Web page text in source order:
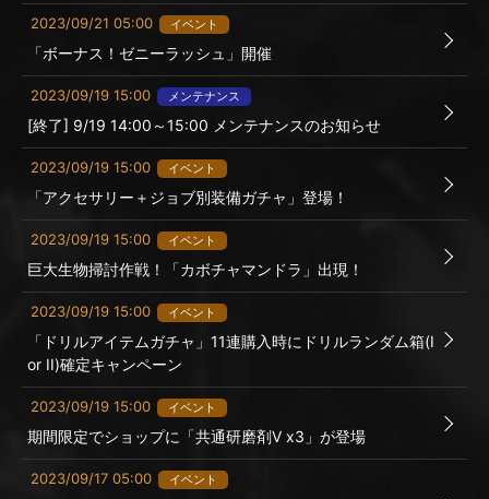
2023/09/21 05:00 イベント
「ボーナス！ゼニーラッシュ」開催
2023/09/19 15:00 メンテナンス
[終了] 9/19 14:00～15:00 メンテナンスのお知らせ
2023/09/19 15:00 イベント
「アクセサリー＋ジョブ別装備ガチャ」登場！
2023/09/19 15:00 イベント
巨大生物掃討作戦！「カボチャマンドラ」出現！
2023/09/19 15:00 イベント
「ドリルアイテムガチャ」11連購入時にドリルランダム箱(I
or II)確定キャンペーン
2023/09/19 15:00 イベント
期間限定でショップに「共通研磨剤Ⅴ x3」が登場
2023/09/17 05:00 イベント